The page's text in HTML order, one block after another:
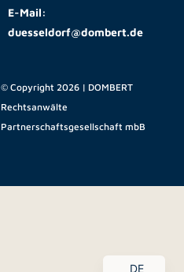
E-Mail:
duesseldorf@dombert.de
© Copyright 2026 | DOMBERT
Rechtsanwälte
Partnerschaftsgesellschaft mbB
DE